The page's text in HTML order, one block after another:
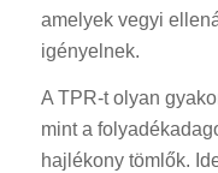
amelyek vegyi
igényelnek.
A TPR-t olyan
mint a
hajlékony tömlők.